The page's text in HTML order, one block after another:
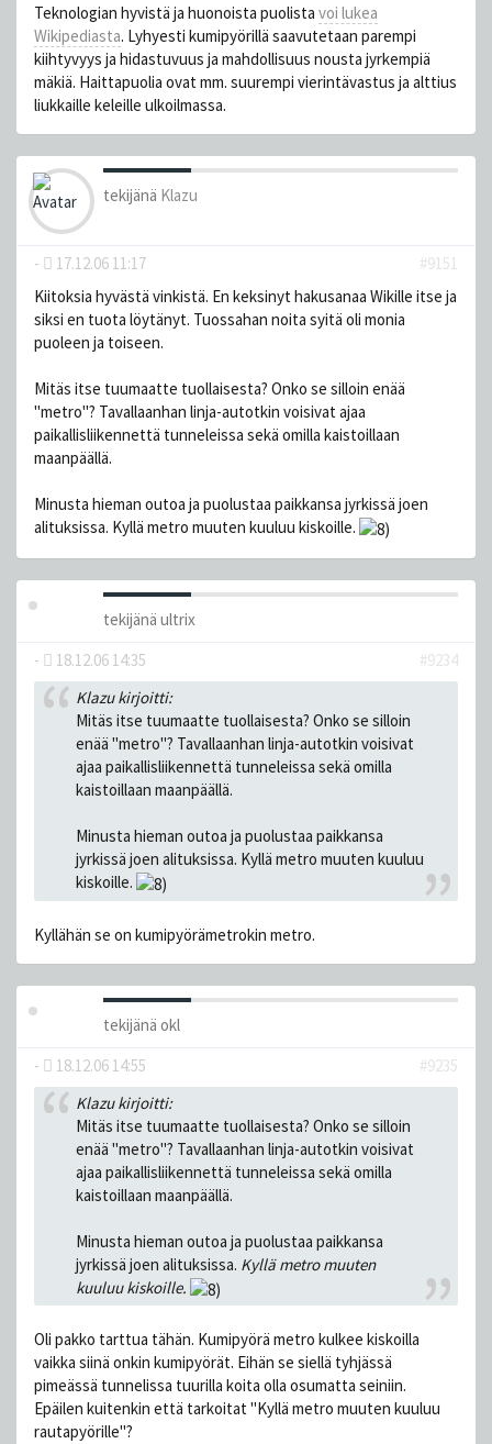
Teknologian hyvistä ja huonoista puolista voi lukea
Wikipediasta. Lyhyesti kumipyörillä saavutetaan parempi
kiihtyvyys ja hidastuvuus ja mahdollisuus nousta jyrkempiä
mäkiä. Haittapuolia ovat mm. suurempi vierintävastus ja alttius
liukkaille keleille ulkoilmassa.
tekijänä Klazu
- 17.12.06 11:17
#9151
Kiitoksia hyvästä vinkistä. En keksinyt hakusanaa Wikille itse ja
siksi en tuota löytänyt. Tuossahan noita syitä oli monia
puoleen ja toiseen.
Mitäs itse tuumaatte tuollaisesta? Onko se silloin enää
"metro"? Tavallaanhan linja-autotkin voisivat ajaa
paikallisliikennettä tunneleissa sekä omilla kaistoillaan
maanpäällä.
Minusta hieman outoa ja puolustaa paikkansa jyrkissä joen
alituksissa. Kyllä metro muuten kuuluu kiskoille.
tekijänä ultrix
-
18.12.06 14:35
#9234
Klazu kirjoitti:
Mitäs itse tuumaatte tuollaisesta? Onko se silloin
enää "metro"? Tavallaanhan linja-autotkin voisivat
ajaa paikallisliikennettä tunneleissa sekä omilla
kaistoillaan maanpäällä.
Minusta hieman outoa ja puolustaa paikkansa
jyrkissä joen alituksissa. Kyllä metro muuten kuuluu
kiskoille.
Kyllähän se on kumipyörämetrokin metro.
tekijänä okl
-
18.12.06 14:55
#9235
Klazu kirjoitti:
Mitäs itse tuumaatte tuollaisesta? Onko se silloin
enää "metro"? Tavallaanhan linja-autotkin voisivat
ajaa paikallisliikennettä tunneleissa sekä omilla
kaistoillaan maanpäällä.
Minusta hieman outoa ja puolustaa paikkansa
jyrkissä joen alituksissa. Kyllä metro muuten
kuuluu kiskoille.
Oli pakko tarttua tähän. Kumipyörä metro kulkee kiskoilla
vaikka siinä onkin kumipyörät. Eihän se siellä tyhjässä
pimeässä tunnelissa tuurilla koita olla osumatta seiniin.
Epäilen kuitenkin että tarkoitat "Kyllä metro muuten kuuluu
rautapyörille"?